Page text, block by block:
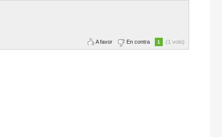
A favor En contra 1 (1 voto)